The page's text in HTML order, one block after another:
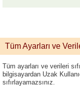
Tüm Ayarları ve
Tüm ayarları ve verileri
bilgisayardan Uzak
sıfırlayamazsınız.